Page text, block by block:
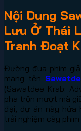
Nội Dung
Lưu Ở Thái
Tranh Đoạt
Đường đua phim
mang tên
(Sawatdee Krab:
pha trộn mượt mà
đại, dự án này hứa
trải nghiệm cày